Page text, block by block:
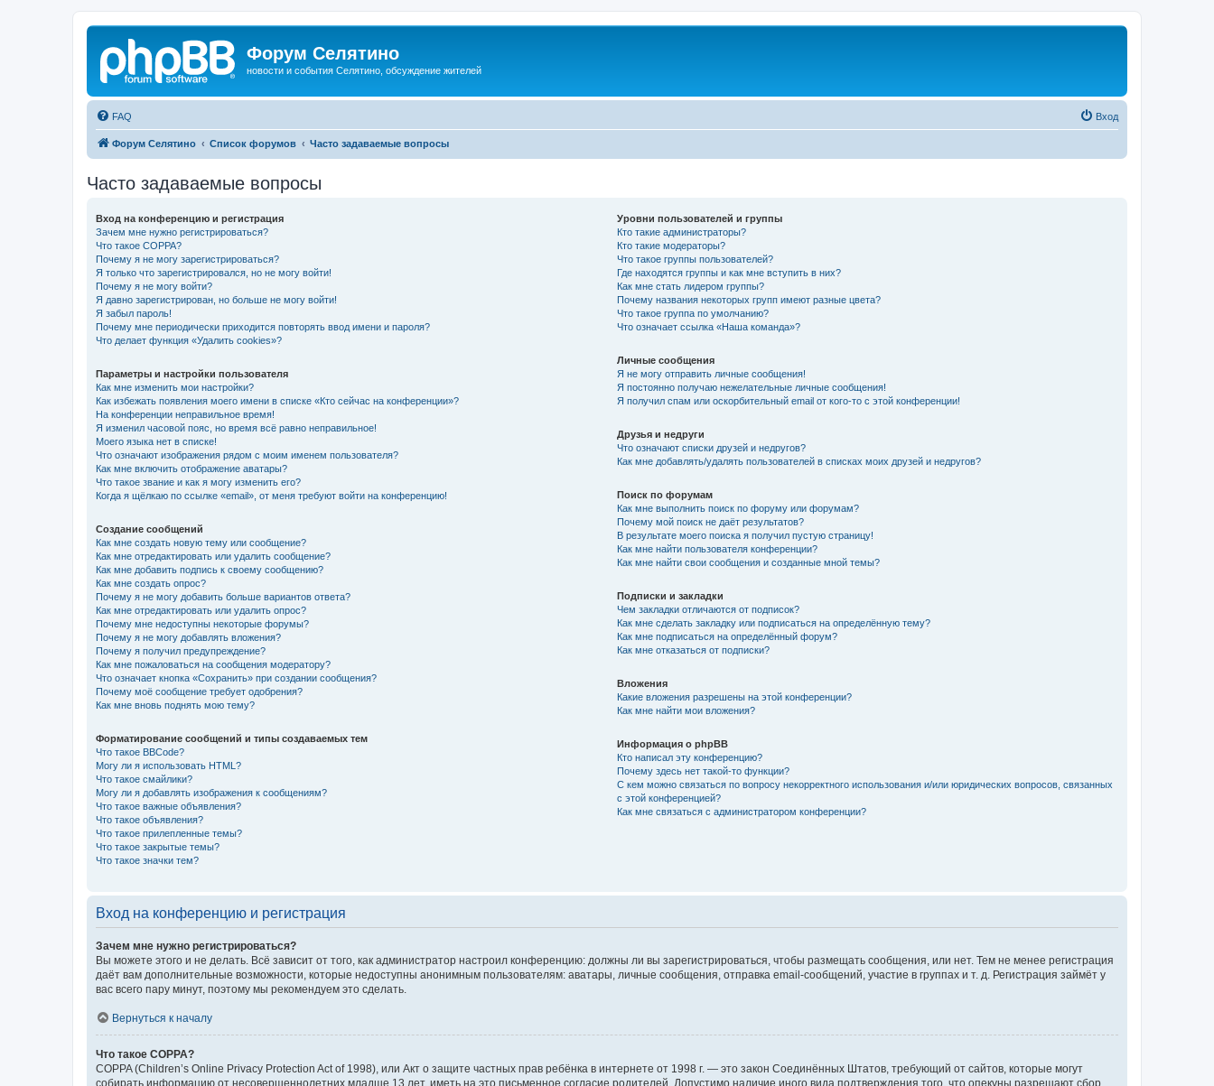
Форум Селятино
новости и события Селятино, обсуждение жителей
FAQ Вход
Форум Селятино Список форумов Часто задаваемые вопросы
Часто задаваемые вопросы
Вход на конференцию и регистрация
Зачем мне нужно регистрироваться?
Что такое COPPA?
Почему я не могу зарегистрироваться?
Я только что зарегистрировался, но не могу войти!
Почему я не могу войти?
Я давно зарегистрирован, но больше не могу войти!
Я забыл пароль!
Почему мне периодически приходится повторять ввод имени и пароля?
Что делает функция «Удалить cookies»?
Параметры и настройки пользователя
Как мне изменить мои настройки?
Как избежать появления моего имени в списке «Кто сейчас на конференции»?
На конференции неправильное время!
Я изменил часовой пояс, но время всё равно неправильное!
Моего языка нет в списке!
Что означают изображения рядом с моим именем пользователя?
Как мне включить отображение аватары?
Что такое звание и как я могу изменить его?
Когда я щёлкаю по ссылке «email», от меня требуют войти на конференцию!
Создание сообщений
Как мне создать новую тему или сообщение?
Как мне отредактировать или удалить сообщение?
Как мне добавить подпись к своему сообщению?
Как мне создать опрос?
Почему я не могу добавить больше вариантов ответа?
Как мне отредактировать или удалить опрос?
Почему мне недоступны некоторые форумы?
Почему я не могу добавлять вложения?
Почему я получил предупреждение?
Как мне пожаловаться на сообщения модератору?
Что означает кнопка «Сохранить» при создании сообщения?
Почему моё сообщение требует одобрения?
Как мне вновь поднять мою тему?
Форматирование сообщений и типы создаваемых тем
Что такое BBCode?
Могу ли я использовать HTML?
Что такое смайлики?
Могу ли я добавлять изображения к сообщениям?
Что такое важные объявления?
Что такое объявления?
Что такое прилепленные темы?
Что такое закрытые темы?
Что такое значки тем?
Уровни пользователей и группы
Кто такие администраторы?
Кто такие модераторы?
Что такое группы пользователей?
Где находятся группы и как мне вступить в них?
Как мне стать лидером группы?
Почему названия некоторых групп имеют разные цвета?
Что такое группа по умолчанию?
Что означает ссылка «Наша команда»?
Личные сообщения
Я не могу отправить личные сообщения!
Я постоянно получаю нежелательные личные сообщения!
Я получил спам или оскорбительный email от кого-то с этой конференции!
Друзья и недруги
Что означают списки друзей и недругов?
Как мне добавлять/удалять пользователей в списках моих друзей и недругов?
Поиск по форумам
Как мне выполнить поиск по форуму или форумам?
Почему мой поиск не даёт результатов?
В результате моего поиска я получил пустую страницу!
Как мне найти пользователя конференции?
Как мне найти свои сообщения и созданные мной темы?
Подписки и закладки
Чем закладки отличаются от подписок?
Как мне сделать закладку или подписаться на определённую тему?
Как мне подписаться на определённый форум?
Как мне отказаться от подписки?
Вложения
Какие вложения разрешены на этой конференции?
Как мне найти мои вложения?
Информация о phpBB
Кто написал эту конференцию?
Почему здесь нет такой-то функции?
С кем можно связаться по вопросу некорректного использования и/или юридических вопросов, связанных
с этой конференцией?
Как мне связаться с администратором конференции?
Вход на конференцию и регистрация
Зачем мне нужно регистрироваться?
Вы можете этого и не делать. Всё зависит от того, как администратор настроил конференцию: должны ли вы зарегистрироваться, чтобы размещать сообщения, или нет. Тем не менее регистрация
даёт вам дополнительные возможности, которые недоступны анонимным пользователям: аватары, личные сообщения, отправка email-сообщений, участие в группах и т. д. Регистрация займёт у
вас всего пару минут, поэтому мы рекомендуем это сделать.
Вернуться к началу
Что такое COPPA?
COPPA (Children’s Online Privacy Protection Act of 1998), или Акт о защите частных прав ребёнка в интернете от 1998 г. — это закон Соединённых Штатов, требующий от сайтов, которые могут
собирать информацию от несовершеннолетних младше 13 лет, иметь на это письменное согласие родителей. Допустимо наличие иного вида подтверждения того, что опекуны разрешают сбор